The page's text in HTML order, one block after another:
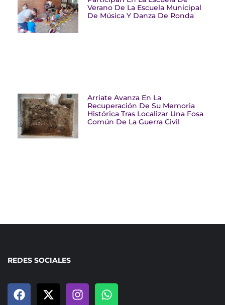
Verano De La Escuela Municipal
De Música Y Danza De Ronda
Arriate Avanza En La
Recuperación De Su Memoria
Histórica Tras Localizar Una Fosa
Común De La Guerra Civil
REDES SOCIALES